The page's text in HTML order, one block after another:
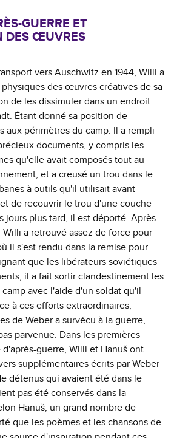
GUERRE ET
DES ŒUVRES
vers Auschwitz en 1944, Willi a
des œuvres créatives de sa
de les dissimuler dans un endroit
Étant donné sa position de
aux périmètres du camp. Il a rempli
documents, y compris les
qu'elle avait composés tout au
et a creusé un trou dans le
à outils qu'il utilisait avant
de recouvrir le trou d'une couche
jours plus tard, il est déporté. Après
Willi a retrouvé assez de force pour
il s'est rendu dans la remise pour
que les libérateurs soviétiques
il a fait sortir clandestinement les
avec l'aide d'un soldat qu'il
à ces efforts extraordinaires,
de Weber a survécu à la guerre,
parvenue. Dans les premières
guerre, Willi et Hanuš ont
supplémentaires écrits par Weber
détenus qui avaient été dans le
pas été conservés dans la
Hanuš, un grand nombre de
que les poèmes et les chansons de